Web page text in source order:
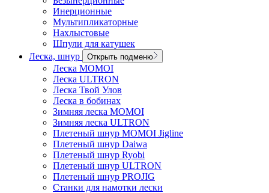
Инерционные
Мультипликаторные
Нахлыстовые
Шпули для катушек
Леска, шнур
Открыть подменю
Леска MOMOI
Леска ULTRON
Леска Твой Улов
Леска в бобинах
Зимняя леска MOMOI
Зимняя леска ULTRON
Плетеный шнур MOMOI Jigline
Плетеный шнур Daiwa
Плетеный шнур Ryobi
Плетеный шнур ULTRON
Плетеный шнур PROJIG
Станки для намотки лески